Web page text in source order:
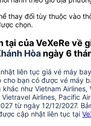
thay đổi tùy thuộc vào
chọn.
tại của VeXeRe về
Hòa ngày 6
liên tục giá vé máy
cho bạn có được vé máy
như Vietnam Airlines,
Airlines, Pacific
từ ngày 12/12/2027.
cập nhật liên tục tại